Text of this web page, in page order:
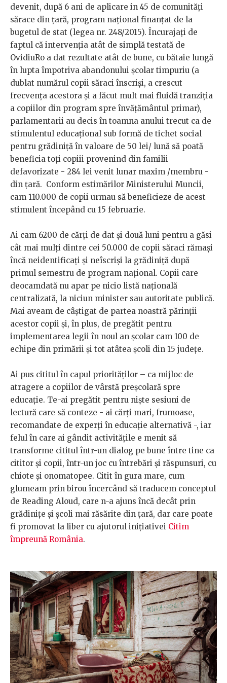
devenit, după 6 ani de aplicare in 45 de comunități
sărace din țară, program național finanțat de la
bugetul de stat (legea nr. 248/2015). Încurajați de
faptul că intervenția atât de simplă testată de
OvidiuRo a dat rezultate atât de bune, cu bătaie lungă
în lupta împotriva abandonului școlar timpuriu (a
dublat numărul copii săraci înscriși, a crescut
frecvența acestora și a făcut mult mai fluidă tranziția
a copiilor din program spre învățământul primar),
parlamentarii au decis în toamna anului trecut ca de
stimulentul educațional sub formă de tichet social
pentru grădiniță în valoare de 50 lei/ lună să poată
beneficia toți copiii provenind din familii
defavorizate - 284 lei venit lunar maxim /membru -
din țară. Conform estimărilor Ministerului Muncii,
cam 110.000 de copii urmau să beneficieze de acest
stimulent începând cu 15 februarie.
Ai cam 6200 de cărți de dat și două luni pentru a găsi
cât mai mulți dintre cei 50.000 de copii săraci rămași
încă neidentificați și neîscriși la grădiniță după
primul semestru de program național. Copii care
deocamdată nu apar pe nicio listă națională
centralizată, la niciun minister sau autoritate publică.
Mai aveam de câștigat de partea noastră părinții
acestor copii și, în plus, de pregătit pentru
implementarea legii în noul an școlar cam 100 de
echipe din primării și tot atâtea școli din 15 județe.
Ai pus cititul în capul priorităților – ca mijloc de
atragere a copiilor de vârstă preșcolară spre
educație. Te-ai pregătit pentru niște sesiuni de
lectură care să conteze - ai cărți mari, frumoase,
recomandate de experți în educație alternativă -, iar
felul în care ai gândit activitățile e menit să
transforme cititul într-un dialog pe bune între tine ca
cititor și copii, într-un joc cu întrebări și răspunsuri, cu
chiote și onomatopee. Citit în gura mare, cum
glumeam prin birou încercând să traducem conceptul
de Reading Aloud, care n-a ajuns încă decât prin
grădinițe și școli mai răsărite din țară, dar care poate
fi promovat la liber cu ajutorul inițiativei Citim
împreună România.